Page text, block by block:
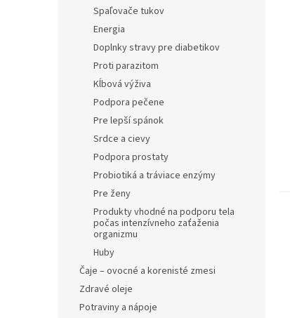
Spaľovače tukov
Energia
Doplnky stravy pre diabetikov
Proti parazitom
Kĺbová výživa
Podpora pečene
Pre lepší spánok
Srdce a cievy
Podpora prostaty
Probiotiká a tráviace enzýmy
Pre ženy
Produkty vhodné na podporu tela
počas intenzívneho zaťaženia
organizmu
Huby
Čaje – ovocné a korenisté zmesi
Zdravé oleje
Potraviny a nápoje